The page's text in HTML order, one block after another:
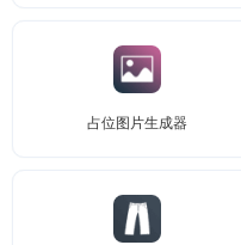
占位图片生成器